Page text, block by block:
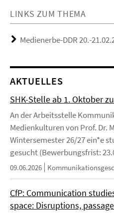
LINKS ZUM THEMA
Medienerbe-DDR 20.-
AKTUELLES
SHK-Stelle ab 1. Oktober
An der Arbeitsstelle
Medienkulturen von Prof. Dr.
Wintersemester 26/27 ein*e
gesucht (Bewerbungsfrist:
09.06.2026
CfP: Communication
space: Disruptions,